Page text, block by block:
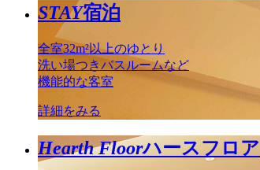
STAY宿泊
全室32m²以上のゆとり
洗い場つきバスルームなど
機能的な客室
詳細をみる
Hearth Floorハースフロア